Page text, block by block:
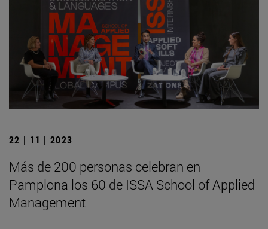
22 | 11 | 2023
Más de 200 personas celebran en
Pamplona los 60 de ISSA School of Applied
Management